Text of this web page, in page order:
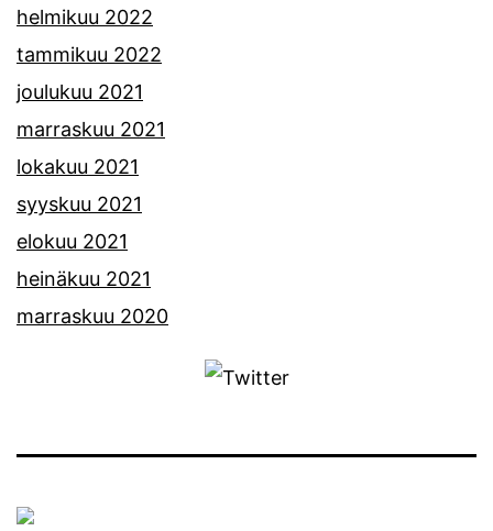
helmikuu 2022
tammikuu 2022
joulukuu 2021
marraskuu 2021
lokakuu 2021
syyskuu 2021
elokuu 2021
heinäkuu 2021
marraskuu 2020